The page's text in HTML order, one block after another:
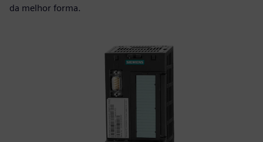
da melhor forma.